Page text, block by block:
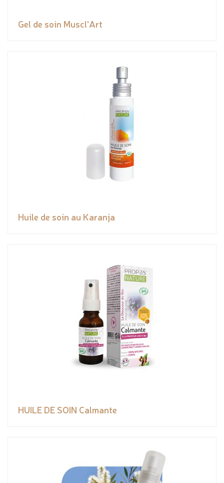
Gel de soin Muscl'Art
Huile de soin au Karanja
HUILE DE SOIN Calmante